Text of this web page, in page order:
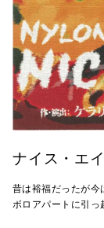
ナイス・エ
昔は裕福だったが今
ボロアパートに引っ